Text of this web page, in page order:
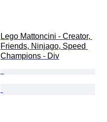
Lego Mattoncini - Creator,
Friends, Ninjago, Speed
Champions - Div